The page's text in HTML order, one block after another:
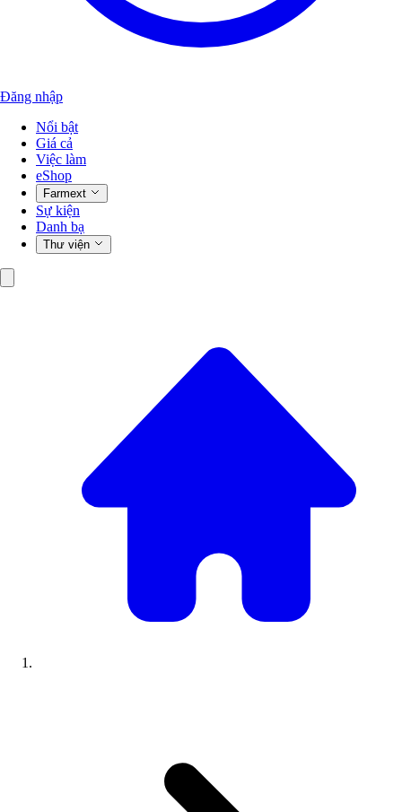
Đăng nhập
Nổi bật
Giá cả
Việc làm
eShop
Farmext
Sự kiện
Danh bạ
Thư viện